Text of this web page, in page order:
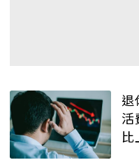
退
活
比